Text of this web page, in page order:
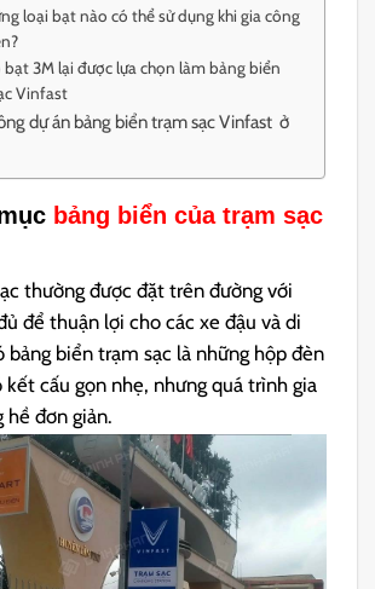
loại bạt nào có thể sử dụng khi gia công
bạt 3M lại được lựa chọn làm bảng biển
Vinfast
dự án bảng biển trạm sạc Vinfast ở
bảng biển của trạm sạc
thường được đặt trên đường với
để thuận lợi cho các xe đậu và di
bảng biển trạm sạc là những hộp đèn
kết cấu gọn nhẹ, nhưng quá trình gia
hề đơn giản.